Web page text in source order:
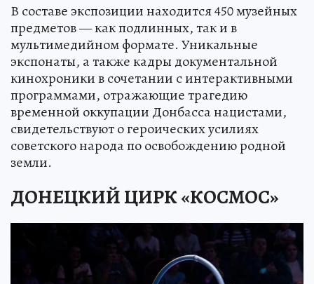
В составе экспозиции находится 450 музейных
предметов — как подлинных, так и в
мультимедийном формате. Уникальные
экспонаты, а также кадры документальной
кинохроники в сочетании с интерактивными
программами, отражающие трагедию
временной оккупации Донбасса нацистами,
свидетельствуют о героических усилиях
советского народа по освобождению родной
земли.
ДОНЕЦКИЙ ЦИРК «КОСМОС»